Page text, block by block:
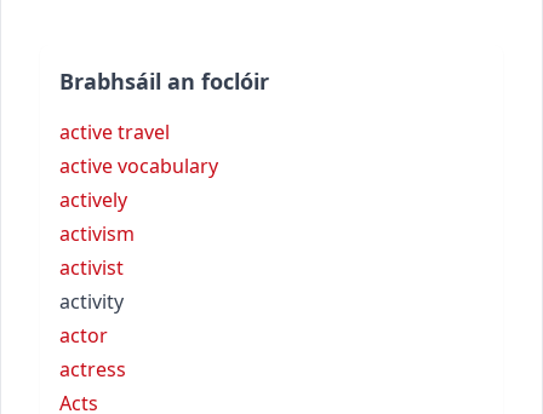
Brabhsáil an foclóir
active travel
active vocabulary
actively
activism
activist
activity
actor
actress
Acts